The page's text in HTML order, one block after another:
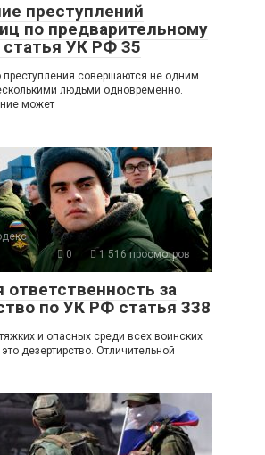
преступлений
по предварительному
статья УК РФ 35
преступления совершаются не одним
людьми одновременно.
может
0
1 516 просмотров
ответственность за
по УК РФ статья 338
и опасных среди всех воинских
дезертирство. Отличительной